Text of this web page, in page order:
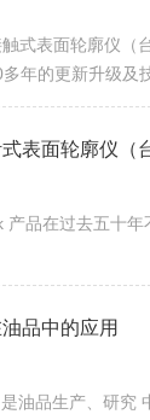
式表面轮廓仪（
年的更新升级及
设备，有着众多
表面轮廓仪（
产品在过去五十
品中的应用
油品生产、研究